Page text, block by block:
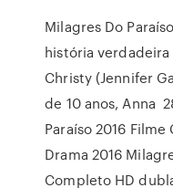
Milagres Do
história verdadeira
Christy (Jennifer
de 10 anos, Anna
Paraíso 2016
Drama 2016
Completo HD